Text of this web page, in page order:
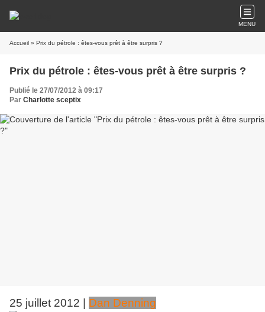
MENU
Accueil » Prix du pétrole : êtes-vous prêt à être surpris ?
Prix du pétrole : êtes-vous prêt à être surpris ?
Publié le 27/07/2012 à 09:17
Par Charlotte sceptix
25 juillet 2012 Dan Denning